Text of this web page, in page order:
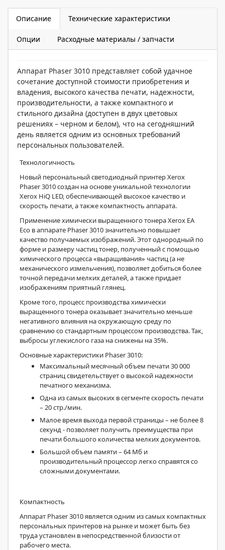
Описание Технические характеристики
Опции Расходные материалы / запчасти
Аппарат Phaser 3010 представляет собой удачное
сочетание доступной стоимости приобретения и
владения, высокого качества печати, надежности,
производительности, а также компактного и
стильного дизайна (доступен в двух цветовых
решениях – черном и белом), что на сегодняшний
день является одним из основных требований
персональных пользователей.
Технологичность
Новый персональный светодиодный принтер Xerox
Phaser 3010 создан на основе уникальной технологии
Xerox HiQ LED, обеспечивающей высокое качество и
скорость печати, а также компактность аппарата.
Применение химически выращенного тонера Xerox EA
Eco в аппарате Phaser 3010 значительно повышает
качество получаемых изображений. Этот однородный по
форме и размеру частиц тонер, полученный с помощью
химического процесса «выращивания» частиц (а не
механического измельчения), позволяет добиться более
точной передачи мелких деталей, а также придает
изображениям приятный глянец.
Кроме того, процесс производства химически
выращенного тонера оказывает значительно меньше
негативного влияния на окружающую среду по
сравнению со стандартным процессом производства. Так,
выбросы углекислого газа на снижены на 35%.
Основные характеристики Phaser 3010:
Максимальный месячный объем печати 30 000
страниц свидетельствует о высокой надежности
печатного механизма.
Одна из самых высоких в сегменте скорость печати
– 20 стр./мин.
Малое время выхода первой страницы – не более 8
секунд - позволяет получить преимущества при
печати большого количества мелких документов.
Большой объем памяти – 64 Мб и
производительный процессор легко справятся со
сложными документами.
Компактность
Аппарат Phaser 3010 является одним из самых компактных
персональных принтеров на рынке и может быть без
труда установлен в непосредственной близости от
рабочего места.